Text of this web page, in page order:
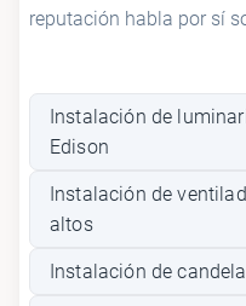
reputación habla por sí
Instalación de
Edison
Instalación de
altos
Instalación de